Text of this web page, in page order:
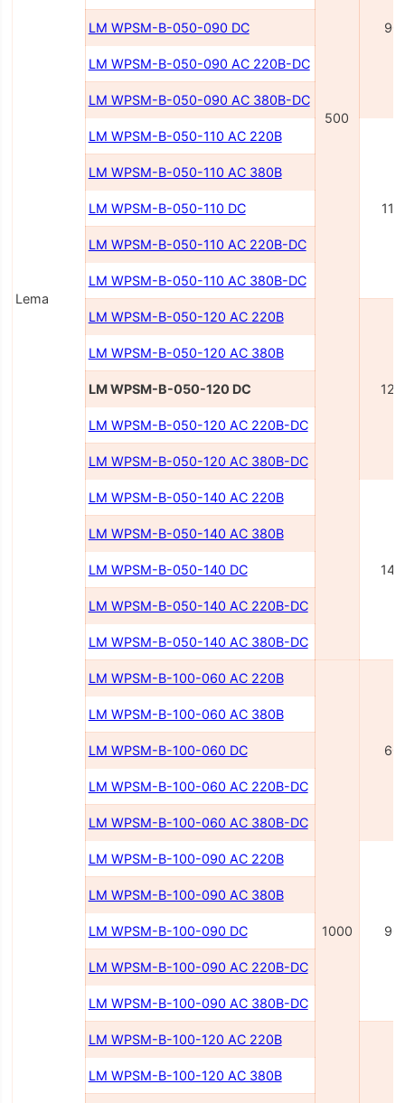
Lema
500
LM WPSM-B-050-090 DC
LM WPSM-B-050-090 AC 220В-DC
LM WPSM-B-050-090 AC 380В-DC
LM WPSM-B-050-110 AC 220В
LM WPSM-B-050-110 AC 380В
LM WPSM-B-050-110 DC
LM WPSM-B-050-110 AC 220В-DC
LM WPSM-B-050-110 AC 380В-DC
LM WPSM-B-050-120 AC 220В
LM WPSM-B-050-120 AC 380В
LM WPSM-B-050-120 DC
LM WPSM-B-050-120 AC 220В-DC
LM WPSM-B-050-120 AC 380В-DC
LM WPSM-B-050-140 AC 220В
LM WPSM-B-050-140 AC 380В
LM WPSM-B-050-140 DC
LM WPSM-B-050-140 AC 220В-DC
LM WPSM-B-050-140 AC 380В-DC
LM WPSM-B-100-060 AC 220В
1000
LM WPSM-B-100-060 AC 380В
LM WPSM-B-100-060 DC
LM WPSM-B-100-060 AC 220В-DC
LM WPSM-B-100-060 AC 380В-DC
LM WPSM-B-100-090 AC 220В
LM WPSM-B-100-090 AC 380В
LM WPSM-B-100-090 DC
LM WPSM-B-100-090 AC 220B-DC
LM WPSM-B-100-090 AC 380B-DC
LM WPSM-B-100-120 AC 220B
LM WPSM-B-100-120 AC 380B